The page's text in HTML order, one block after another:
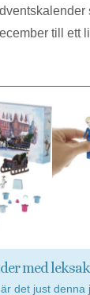
till ett
med
det just denna